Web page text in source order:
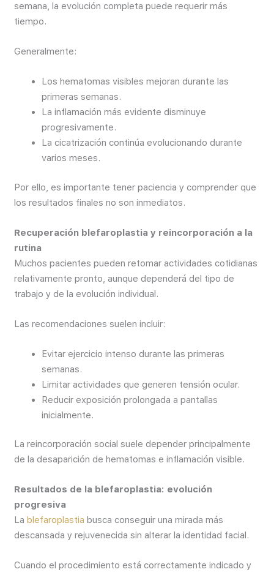
semana, la evolución completa puede requerir más
tiempo.
Generalmente:
Los hematomas visibles mejoran durante las
primeras semanas.
La inflamación más evidente disminuye
progresivamente.
La cicatrización continúa evolucionando durante
varios meses.
Por ello, es importante tener paciencia y comprender que
los resultados finales no son inmediatos.
Recuperación blefaroplastia y reincorporación a la
rutina
Muchos pacientes pueden retomar actividades cotidianas
relativamente pronto, aunque dependerá del tipo de
trabajo y de la evolución individual.
Las recomendaciones suelen incluir:
Evitar ejercicio intenso durante las primeras
semanas.
Limitar actividades que generen tensión ocular.
Reducir exposición prolongada a pantallas
inicialmente.
La reincorporación social suele depender principalmente
de la desaparición de hematomas e inflamación visible.
Resultados de la blefaroplastia: evolución
progresiva
La blefaroplastia busca conseguir una mirada más
descansada y rejuvenecida sin alterar la identidad facial.
Cuando el procedimiento está correctamente indicado y